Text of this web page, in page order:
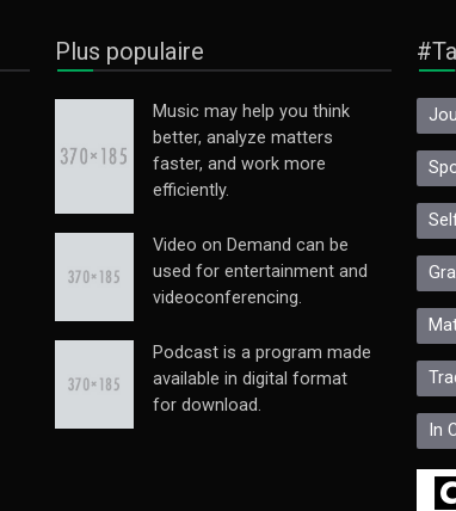
Plus populaire
Music may help you think
better, analyze matters
faster, and work more
efficiently.
Video on Demand can be
used for entertainment and
videoconferencing.
Podcast is a program made
available in digital format
for download.
In